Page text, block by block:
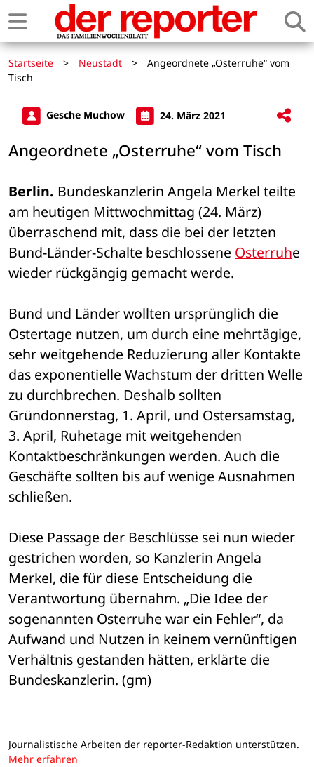
Startseite > Neustadt >
Angeordnete „Osterruhe“ vom
Tisch
Gesche Muchow 24. März 2021
Angeordnete „Osterruhe“ vom Tisch
Berlin. Bundeskanzlerin Angela Merkel teilte
am heutigen Mittwochmittag (24. März)
überraschend mit, dass die bei der letzten
Bund-Länder-Schalte beschlossene Osterruhe
wieder rückgängig gemacht werde.
Bund und Länder wollten ursprünglich die
Ostertage nutzen, um durch eine mehrtägige,
sehr weitgehende Reduzierung aller Kontakte
das exponentielle Wachstum der dritten Welle
zu durchbrechen. Deshalb sollten
Gründonnerstag, 1. April, und Ostersamstag,
3. April, Ruhetage mit weitgehenden
Kontaktbeschränkungen werden. Auch die
Geschäfte sollten bis auf wenige Ausnahmen
schließen.
Diese Passage der Beschlüsse sei nun wieder
gestrichen worden, so Kanzlerin Angela
Merkel, die für diese Entscheidung die
Verantwortung übernahm. „Die Idee der
sogenannten Osterruhe war ein Fehler“, da
Aufwand und Nutzen in keinem vernünftigen
Verhältnis gestanden hätten, erklärte die
Bundeskanzlerin. (gm)
Journalistische Arbeiten der reporter-Redaktion unterstützen.
Mehr erfahren